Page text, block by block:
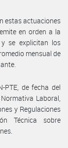
estas actuaciones
en orden a la
se explicitan los
mensual de
PTE, de fecha del
Laboral,
y Regulaciones
Técnica sobre